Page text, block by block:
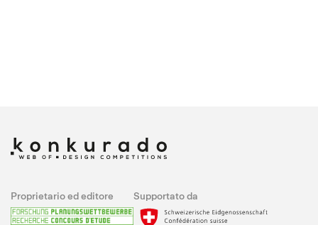
Proprietario ed editore Supportato da